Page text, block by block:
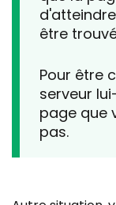
être
Pour être
serveur
page que
pas.